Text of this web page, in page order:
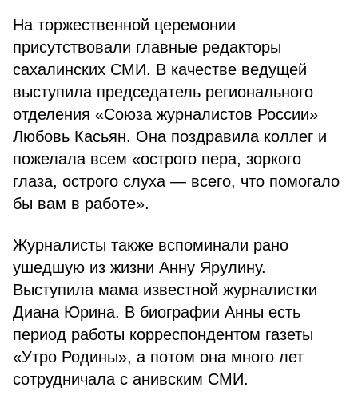
На торжественной церемонии
присутствовали главные редакторы
сахалинских СМИ. В качестве ведущей
выступила председатель регионального
отделения «Союза журналистов России»
Любовь Касьян. Она поздравила коллег и
пожелала всем «острого пера, зоркого
глаза, острого слуха — всего, что помогало
бы вам в работе».
Журналисты также вспоминали рано
ушедшую из жизни Анну Ярулину.
Выступила мама известной журналистки
Диана Юрина. В биографии Анны есть
период работы корреспондентом газеты
«Утро Родины», а потом она много лет
сотрудничала с анивским СМИ.